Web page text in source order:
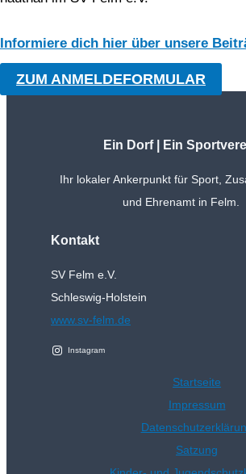
Informiere dich hier über unsere
ZUM ANMELDEFORMULAR
Ein Dorf | Ein
Ihr lokaler Ankerpunkt für Sport,
und Ehrenamt in Felm.
Kontakt
SV Felm e.V.
Schleswig-Holstein
www.sv-felm.de
Instagram
Startseite
Impressum
Satzung